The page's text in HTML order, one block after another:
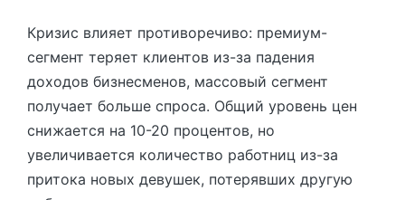
Кризис влияет противоречиво: премиум-
сегмент теряет клиентов из-за падения
доходов бизнесменов, массовый сегмент
получает больше спроса. Общий уровень цен
снижается на 10-20 процентов, но
увеличивается количество работниц из-за
притока новых девушек, потерявших другую